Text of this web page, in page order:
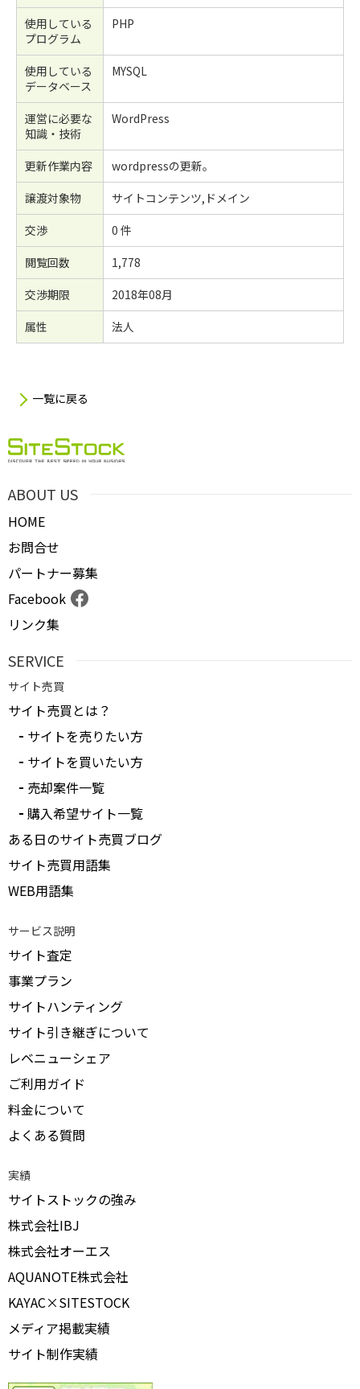
使用している
プログラム
PHP
使用している
データベース
MYSQL
運営に必要な
知識・技術
WordPress
更新作業内容
wordpressの更新。
譲渡対象物
サイトコンテンツ,ドメイン
交渉
0 件
閲覧回数
1,778
交渉期限
2018年08月
属性
法人
一覧に戻る
ABOUT US
HOME
お問合せ
パートナー募集
Facebook
リンク集
SERVICE
サイト売買
サイト売買とは？
サイトを売りたい方
サイトを買いたい方
売却案件一覧
購入希望サイト一覧
ある日のサイト売買ブログ
サイト売買用語集
WEB用語集
サービス説明
サイト査定
事業プラン
サイトハンティング
サイト引き継ぎについて
レベニューシェア
ご利用ガイド
料金について
よくある質問
実績
サイトストックの強み
株式会社IBJ
株式会社オーエス
AQUANOTE株式会社
KAYAC×SITESTOCK
メディア掲載実績
サイト制作実績